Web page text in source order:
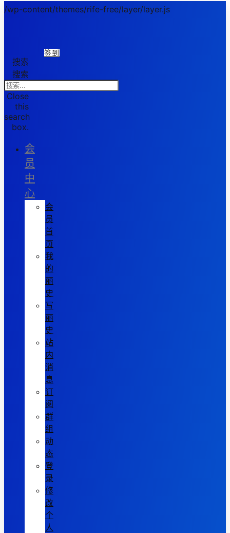
/wp-content/themes/rife-free/layer/layer.js
签到
搜索
搜索
Close
this
search
box.
会
员
中
心
会
员
首
页
我
的
丽
史
写
丽
史
站
内
消
息
订
阅
群
组
动
态
登
录
修
改
个
人